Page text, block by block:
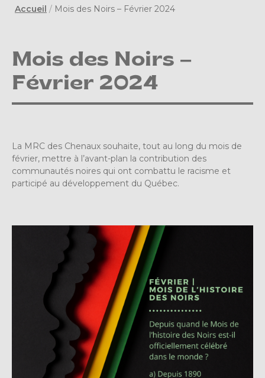
Accueil / Mois des Noirs – Février 2024
Mois des Noirs –
Février 2024
La MRC des Chenaux souhaite, tout au long du mois de
février, mettre à l’avant-plan la contribution des
communautés noires qui ont combattu le racisme et
participé au développement du Québec.